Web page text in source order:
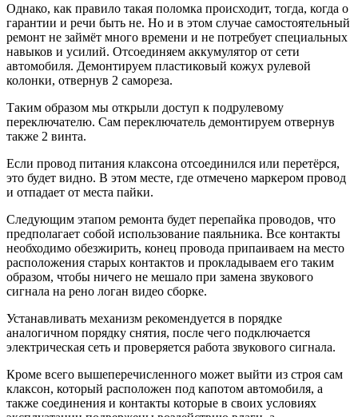
Однако, как правило такая поломка происходит, тогда, когда о
гарантии и речи быть не. Но и в этом случае самостоятельный
ремонт не займёт много времени и не потребует специальных
навыков и усилий. Отсоединяем аккумулятор от сети
автомобиля. Демонтируем пластиковый кожух рулевой
колонки, отвернув 2 самореза.
Таким образом мы открыли доступ к подрулевому
переключателю. Сам переключатель демонтируем отвернув
также 2 винта.
Если провод питания клаксона отсоединился или перетёрся,
это будет видно. В этом месте, где отмечено маркером провод
и отпадает от места пайки.
Следующим этапом ремонта будет перепайка проводов, что
предполагает собой использование паяльника. Все контакты
необходимо обезжирить, конец провода припаиваем на место
расположения старых контактов и прокладываем его таким
образом, чтобы ничего не мешало при замена звукового
сигнала на рено логан видео сборке.
Устанавливать механизм рекомендуется в порядке
аналогичном порядку снятия, после чего подключается
электрическая сеть и проверяется работа звукового сигнала.
Кроме всего вышеперечисленного может выйти из строя сам
клаксон, который расположен под капотом автомобиля, а
также соединения и контакты которые в своих условиях